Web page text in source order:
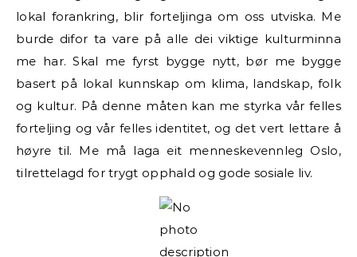
lokal forankring, blir forteljinga om oss utviska. Me
burde difor ta vare på alle dei viktige kulturminna
me har. Skal me fyrst bygge nytt, bør me bygge
basert på lokal kunnskap om klima, landskap, folk
og kultur. På denne måten kan me styrka vår felles
forteljing og vår felles identitet, og det vert lettare å
høyre til. Me må laga eit menneskevennleg Oslo,
tilrettelagd for trygt opphald og gode sosiale liv.